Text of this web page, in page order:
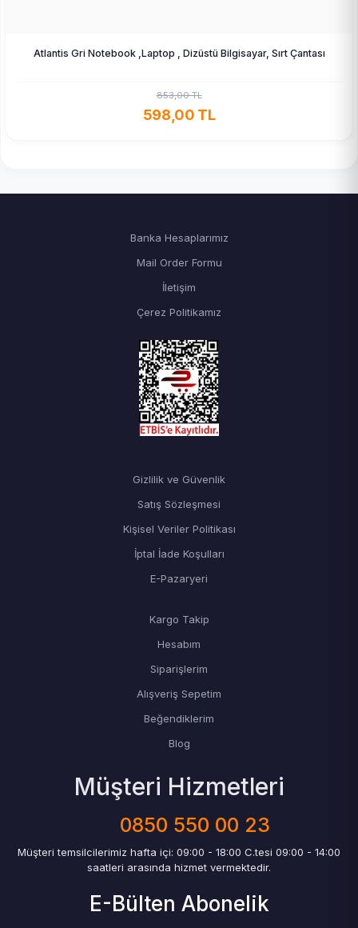
Atlantis Gri Notebook ,Laptop , Dizüstü Bilgisayar, Sırt Çantası
853,00 TL
598,00 TL
Banka Hesaplarımız
Mail Order Formu
İletişim
Çerez Politikamız
Gizlilik ve Güvenlik
Satış Sözleşmesi
Kişisel Veriler Politikası
İptal İade Koşulları
E-Pazaryeri
Kargo Takip
Hesabım
Siparişlerim
Alışveriş Sepetim
Beğendiklerim
Blog
Müşteri Hizmetleri
0850 550 00 23
Müşteri temsilcilerimiz hafta içi: 09:00 - 18:00 C.tesi 09:00 - 14:00
saatleri arasında hizmet vermektedir.
E-Bülten Abonelik